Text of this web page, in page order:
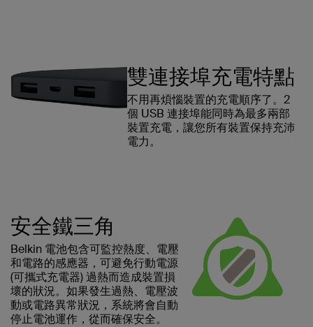
雙連接埠充電特點
不用再煩惱裝置的充電順序了。2
個 USB 連接埠能同時為最多兩部
裝置充電，讓您所有裝置保持充沛
電力。
安全鐵三角
Belkin 電池包含可監控熱度、電壓
和電路的感應器，可避免行動電源
(可攜式充電器) 過熱而造成裝置損
壞的狀況。如果發生過熱、電壓波
動或電路異常狀況，系統將會自動
停止電池運作，從而確保安全。